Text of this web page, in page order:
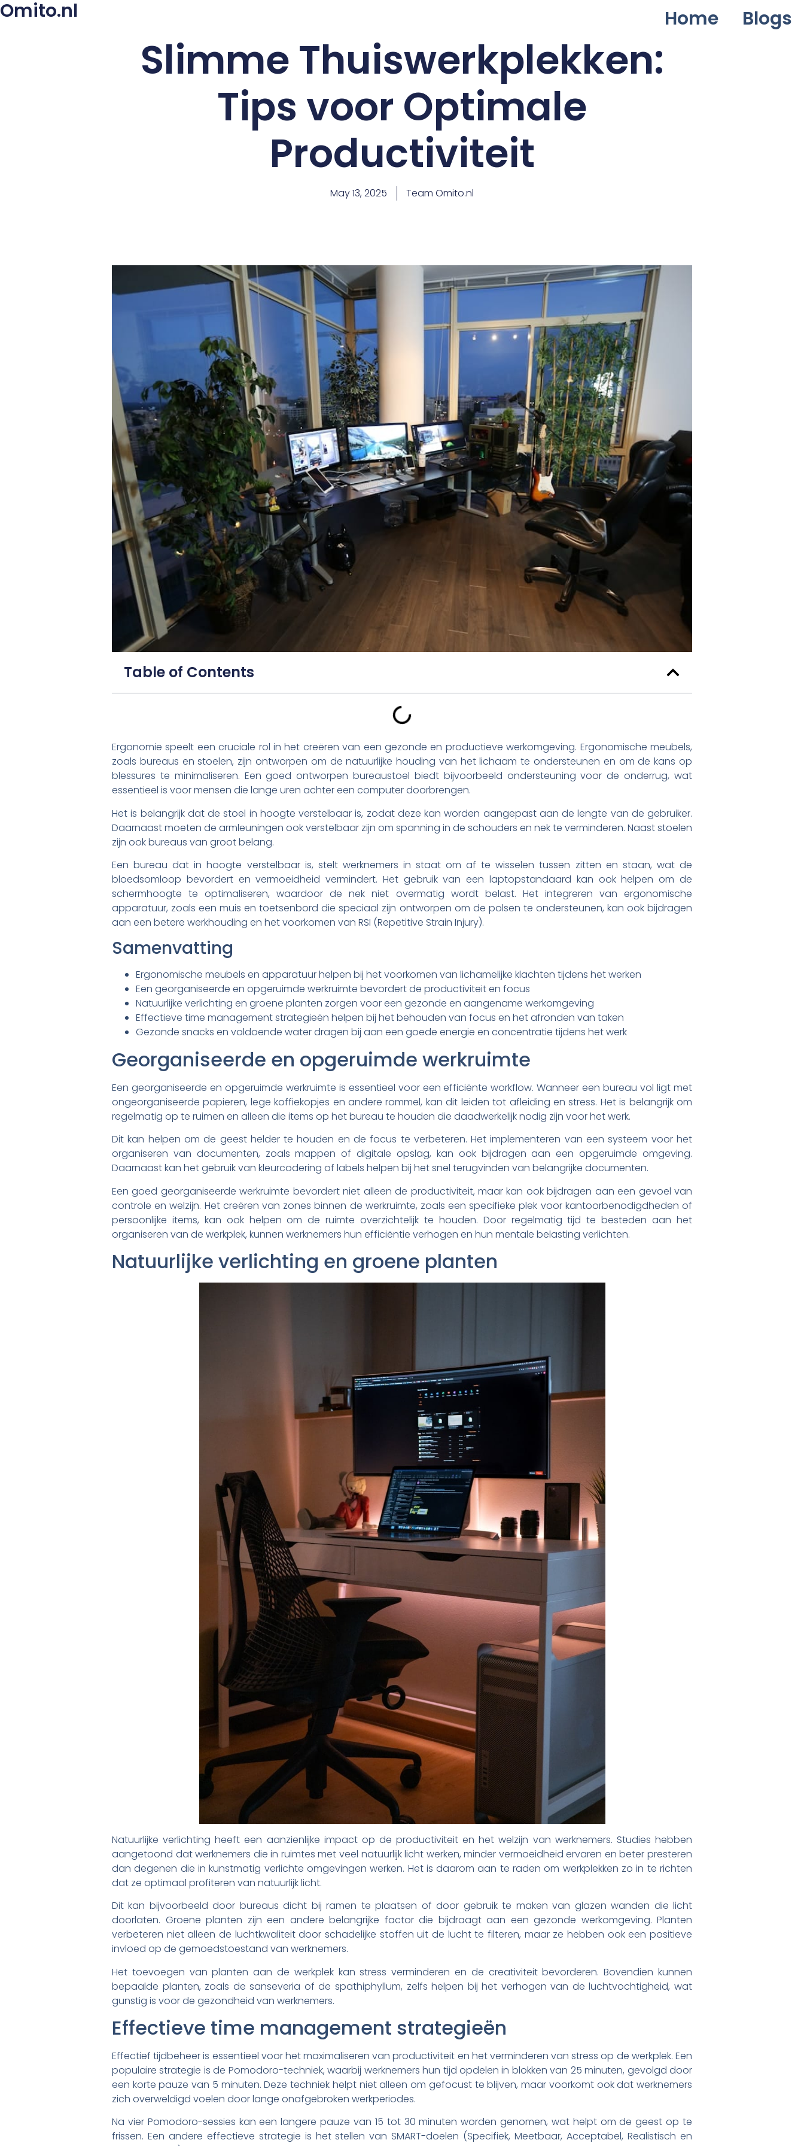
Omito.nl Home Blogs
Slimme Thuiswerkplekken:
Tips voor Optimale
Productiviteit
May 13, 2025 Team Omito.nl
Table of Contents
Ergonomie speelt een cruciale rol in het creëren van een gezonde en productieve werkomgeving. Ergonomische meubels,
zoals bureaus en stoelen, zijn ontworpen om de natuurlijke houding van het lichaam te ondersteunen en om de kans op
blessures te minimaliseren. Een goed ontworpen bureaustoel biedt bijvoorbeeld ondersteuning voor de onderrug, wat
essentieel is voor mensen die lange uren achter een computer doorbrengen.
Het is belangrijk dat de stoel in hoogte verstelbaar is, zodat deze kan worden aangepast aan de lengte van de gebruiker.
Daarnaast moeten de armleuningen ook verstelbaar zijn om spanning in de schouders en nek te verminderen. Naast stoelen
zijn ook bureaus van groot belang.
Een bureau dat in hoogte verstelbaar is, stelt werknemers in staat om af te wisselen tussen zitten en staan, wat de
bloedsomloop bevordert en vermoeidheid vermindert. Het gebruik van een laptopstandaard kan ook helpen om de
schermhoogte te optimaliseren, waardoor de nek niet overmatig wordt belast. Het integreren van ergonomische
apparatuur, zoals een muis en toetsenbord die speciaal zijn ontworpen om de polsen te ondersteunen, kan ook bijdragen
aan een betere werkhouding en het voorkomen van RSI (Repetitive Strain Injury).
Samenvatting
Ergonomische meubels en apparatuur helpen bij het voorkomen van lichamelijke klachten tijdens het werken
Een georganiseerde en opgeruimde werkruimte bevordert de productiviteit en focus
Natuurlijke verlichting en groene planten zorgen voor een gezonde en aangename werkomgeving
Effectieve time management strategieën helpen bij het behouden van focus en het afronden van taken
Gezonde snacks en voldoende water dragen bij aan een goede energie en concentratie tijdens het werk
Georganiseerde en opgeruimde werkruimte
Een georganiseerde en opgeruimde werkruimte is essentieel voor een efficiënte workflow. Wanneer een bureau vol ligt met
ongeorganiseerde papieren, lege koffiekopjes en andere rommel, kan dit leiden tot afleiding en stress. Het is belangrijk om
regelmatig op te ruimen en alleen die items op het bureau te houden die daadwerkelijk nodig zijn voor het werk.
Dit kan helpen om de geest helder te houden en de focus te verbeteren. Het implementeren van een systeem voor het
organiseren van documenten, zoals mappen of digitale opslag, kan ook bijdragen aan een opgeruimde omgeving.
Daarnaast kan het gebruik van kleurcodering of labels helpen bij het snel terugvinden van belangrijke documenten.
Een goed georganiseerde werkruimte bevordert niet alleen de productiviteit, maar kan ook bijdragen aan een gevoel van
controle en welzijn. Het creëren van zones binnen de werkruimte, zoals een specifieke plek voor kantoorbenodigdheden of
persoonlijke items, kan ook helpen om de ruimte overzichtelijk te houden. Door regelmatig tijd te besteden aan het
organiseren van de werkplek, kunnen werknemers hun efficiëntie verhogen en hun mentale belasting verlichten.
Natuurlijke verlichting en groene planten
Natuurlijke verlichting heeft een aanzienlijke impact op de productiviteit en het welzijn van werknemers. Studies hebben
aangetoond dat werknemers die in ruimtes met veel natuurlijk licht werken, minder vermoeidheid ervaren en beter presteren
dan degenen die in kunstmatig verlichte omgevingen werken. Het is daarom aan te raden om werkplekken zo in te richten
dat ze optimaal profiteren van natuurlijk licht.
Dit kan bijvoorbeeld door bureaus dicht bij ramen te plaatsen of door gebruik te maken van glazen wanden die licht
doorlaten. Groene planten zijn een andere belangrijke factor die bijdraagt aan een gezonde werkomgeving. Planten
verbeteren niet alleen de luchtkwaliteit door schadelijke stoffen uit de lucht te filteren, maar ze hebben ook een positieve
invloed op de gemoedstoestand van werknemers.
Het toevoegen van planten aan de werkplek kan stress verminderen en de creativiteit bevorderen. Bovendien kunnen
bepaalde planten, zoals de sanseveria of de spathiphyllum, zelfs helpen bij het verhogen van de luchtvochtigheid, wat
gunstig is voor de gezondheid van werknemers.
Effectieve time management strategieën
Effectief tijdbeheer is essentieel voor het maximaliseren van productiviteit en het verminderen van stress op de werkplek. Een
populaire strategie is de Pomodoro-techniek, waarbij werknemers hun tijd opdelen in blokken van 25 minuten, gevolgd door
een korte pauze van 5 minuten. Deze techniek helpt niet alleen om gefocust te blijven, maar voorkomt ook dat werknemers
zich overweldigd voelen door lange onafgebroken werkperiodes.
Na vier Pomodoro-sessies kan een langere pauze van 15 tot 30 minuten worden genomen, wat helpt om de geest op te
frissen. Een andere effectieve strategie is het stellen van SMART-doelen (Specifiek, Meetbaar, Acceptabel, Realistisch en